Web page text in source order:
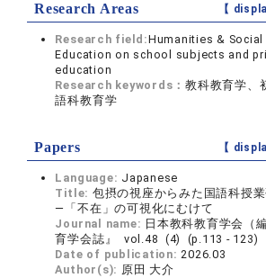
Research Areas 【
Research field:Humanities &
Education on school subjects and
education
Research keywords：教科教育学、
語科教育学
Papers 【
Language: Japanese
Title: 包摂の視座からみた国語科授
―「不在」の可視化にむけて
Journal name: 日本教科教育学会（
育学会誌』 vol.48 (4) (p.113 - 123)
Date of publication:2026.03
Author(s): 原田 大介